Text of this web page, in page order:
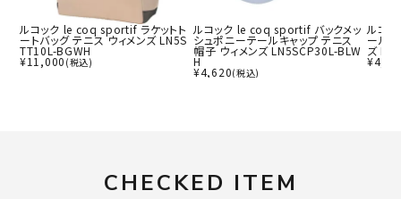
ルコック le coq sportif ラケットト
ートバッグ テニス ウィメンズ LN5S
TT10L-BGWH
¥11,000 (税込)
ルコック le coq sportif バックメッ
シュポニーテールキャップ テニス
帽子 ウィメンズ LN5SCP30L-BLW
H
¥4,620(税込)
ルコ
ール
ズ
¥
CHECKED ITEM